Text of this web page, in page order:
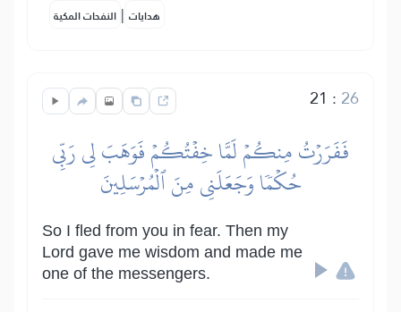
النفحات المكية | هدايات
21 : 26
فَفَرَرۡتُ مِنكُمۡ لَمَّا خِفۡتُكُمۡ فَوَهَبَ لِي رَبِّي
حُكۡمٗا وَجَعَلَنِي مِنَ ٱلۡمُرۡسَلِينَ
So I fled from you in fear. Then my
Lord gave me wisdom and made me
one of the messengers.